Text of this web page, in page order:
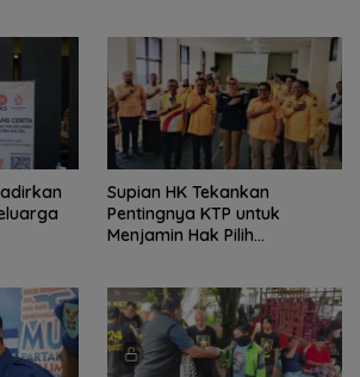
Supian HK Tekankan
Pentingnya KTP untuk
Menjamin Hak Pilih